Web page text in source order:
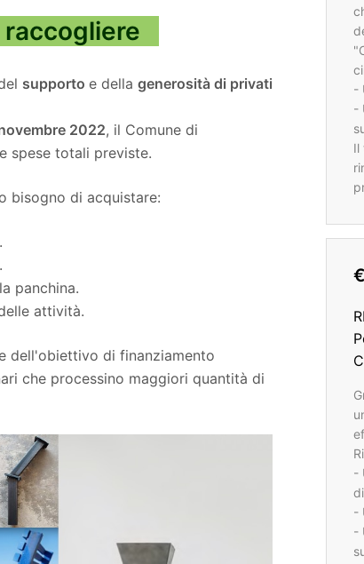
supporto e della generosità di privati
2022, il Comune di
spese totali previste.
bisogno di acquistare:
panchina.
attività.
dell'obiettivo di finanziamento
che processino maggiori quantità di
-
-
Il
-
-
-